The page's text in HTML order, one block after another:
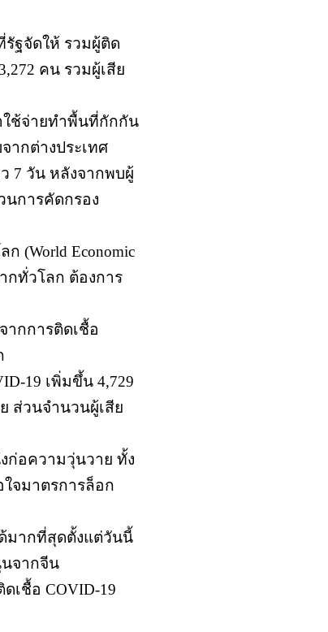
ฐจัดให้ รวมผู้ติด
คน รวมผู้เสีย
ใช้จ่ายทำพื้นที่กักกัน
จากต่างประเทศ
7 วัน หลังจากพบผู้
นการคัดกรอง
(World Economic
กทั่วโลก ต้องการ
ากการติดเชื้อ
19 เพิ่มขึ้น 4,729
ส่วนจำนวนผู้เสีย
ก่อความวุ่นวาย ทั้ง
จมาตรการล็อก
ด้มากที่สุดตั้งแต่วันนี้
จากจีน
เชื้อ COVID-19